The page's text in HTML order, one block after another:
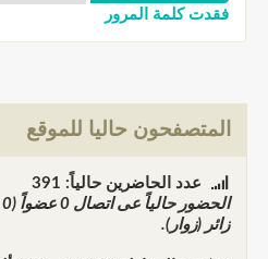
فقدت كلمة المرور
المتصفحون حاليا للموقع
عدد الحاضرين حالياً: 391
الحضور حالياً عى اتصال 0 عضواً (0 في الوضع الخفي) و
زائر (زوار).